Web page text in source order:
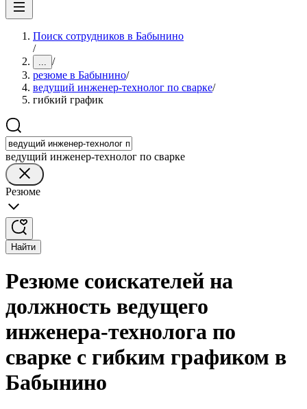
Поиск сотрудников в Бабынино
/
... /
резюме в Бабынино/
ведущий инженер-технолог по сварке/
гибкий график
ведущий инженер-технолог по сварке
Резюме
Найти
Резюме соискателей на
должность ведущего
инженера-технолога по
сварке с гибким графиком в
Бабынино